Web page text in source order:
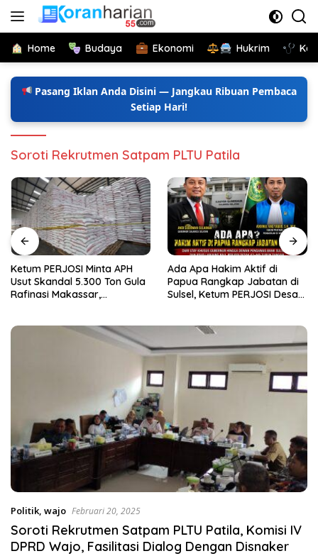
Langsung
Home Budaya Ekonomi Hukrim
Pasang Iklan Anda Disini — Jangkau Ribuan Pembaca
Setiap Hari!
Soroti Rekrutmen Satpam PLTU Patila
Ketum PERJOSI Minta APH
Usut Skandal 5.300 Ton Gula
Rafinasi Makassar,
Ada Apa Hakim Aktif di
Papua Rangkap Jabatan di
Sulsel, Ketum PERJOSI Desak
Politik, wajo Februari 20, 2025
Soroti Rekrutmen Satpam PLTU Patila, Komisi IV
DPRD Wajo, Fasilitasi Dialog Dengan Disnaker